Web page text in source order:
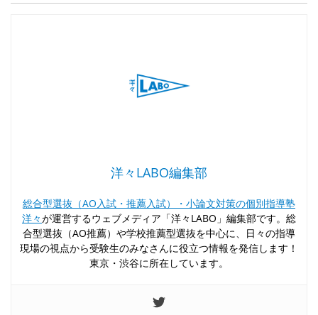
洋々LABO編集部
総合型選抜（AO入試・推薦入試）・小論文対策の個別指導塾
洋々が運営するウェブメディア「洋々LABO」編集部です。総
合型選抜（AO推薦）や学校推薦型選抜を中心に、日々の指導
現場の視点から受験生のみなさんに役立つ情報を発信します！
東京・渋谷に所在しています。